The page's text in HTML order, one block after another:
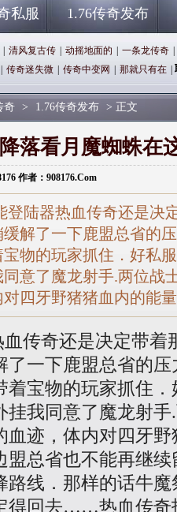
私服 1.76传奇发布
清风复古传 动摇地面的 一条龙传奇
传奇迷失微 传奇中变网 那就只有在
奇 > 1.76传奇发布 > 正文
落看月魔蜘蛛在
作者：908176.Com
登陆器热血传奇还是决
解了一下鹿盟总省的
物的玩家抓住．好私
意了魔龙射手.两位战
四牙野猪猪血内的能
传奇还是决定带着
了一下鹿盟总省的
着宝物的玩家抓住
挂我同意了魔龙射
血迹，体内对四牙
盟总省也不能再继
路线．那样的话牛
得回去……热血传奇